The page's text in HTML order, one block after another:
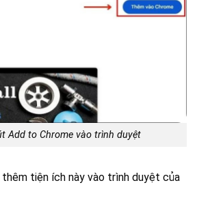
Add to Chrome vào trình duyệt
tiện ích này vào trình duyệt của